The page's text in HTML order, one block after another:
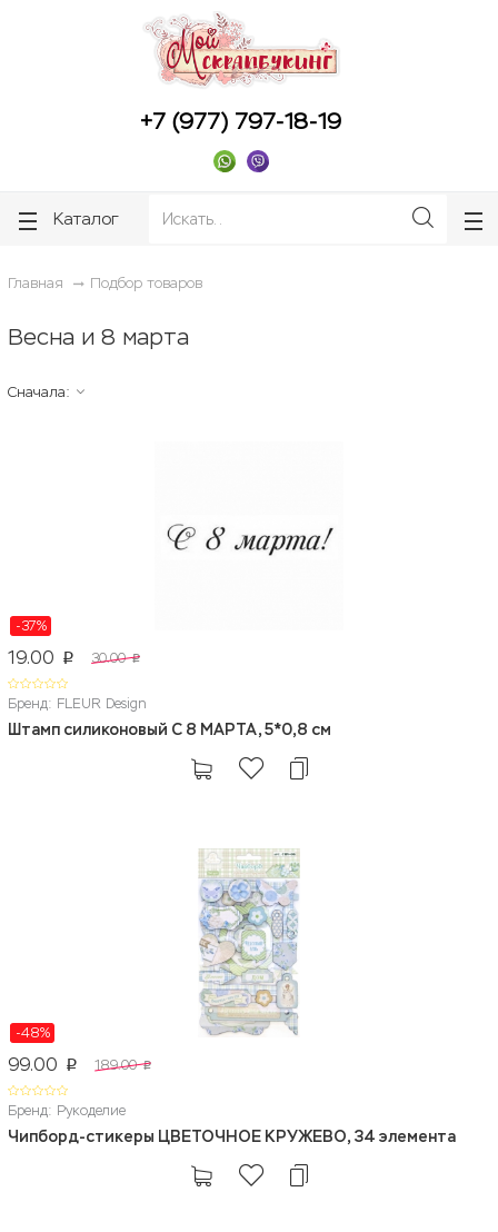
+7 (977) 797-18-19
Каталог
Главная Подбор товаров
Весна и 8 марта
Сначала:
-37%
19.00 p 30.00 p
Бренд: FLEUR Design
Штамп силиконовый С 8 МАРТА, 5*0,8 см
-48%
99.00 p 189.00 p
Бренд: Рукоделие
Чипборд-стикеры ЦВЕТОЧНОЕ КРУЖЕВО, 34 элемента